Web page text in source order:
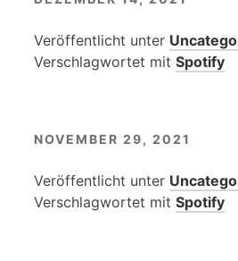
Veröffentlicht unter
Verschlagwortet mit Spotify
NOVEMBER 29, 2021
Veröffentlicht unter
Verschlagwortet mit Spotify